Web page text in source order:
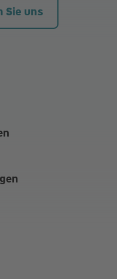
Abend immer nach
Sie uns